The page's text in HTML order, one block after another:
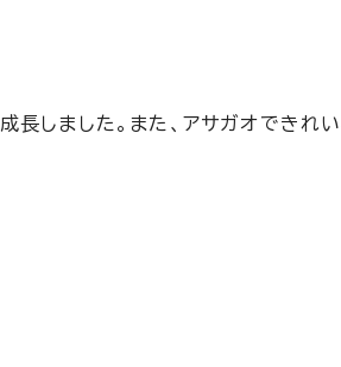
しました。また、アサガオできれ